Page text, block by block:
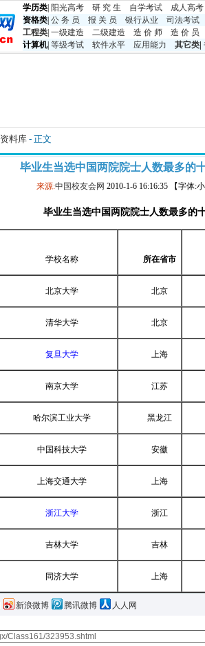
学历类 阳光高考 研 究 生 自学考试
成人高考
资格类 公 务 员 报 关 员 银行从业
司法考试
工程类 一级建造 二级建造 造 价 师
造 价 员
计算机| 等级考试 软件水平 应用能力 其它类
资料库 - 正文
毕业生当选中国两院院士人数最多的
来源:中国校友会网 2010-1-6 16:16:35 【字体:
毕业生当选中国两院院士人数最多的
学校名称 所在省市
北京大学 北京
清华大学 北京
复旦大学 上海
南京大学 江苏
哈尔滨工业大学 黑龙江
中国科技大学 安徽
上海交通大学 上海
浙江大学 浙江
吉林大学 吉林
同济大学 上海
新浪微博 腾讯微博 人人网